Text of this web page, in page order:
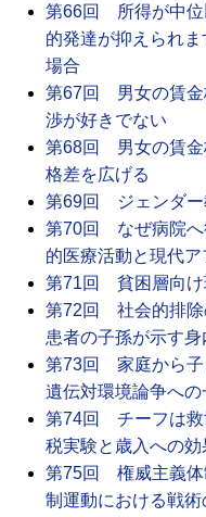
第66回 所得が中位
的発達が抑えられ
場合
第67回 男女の賃金
渉が好きでない
第68回 男女の賃
格差を広げる
第69回 ジェンダー
第70回 なぜ病院へ
的医療活動と現代
第71回 貧困層向け
第72回 社会的排除
患者の子孫が示す身
第73回 家庭から子
遺伝対環境論争への
第74回 チーフは
税実験と歳入への効
第75回 権威主義体
制運動における戦術